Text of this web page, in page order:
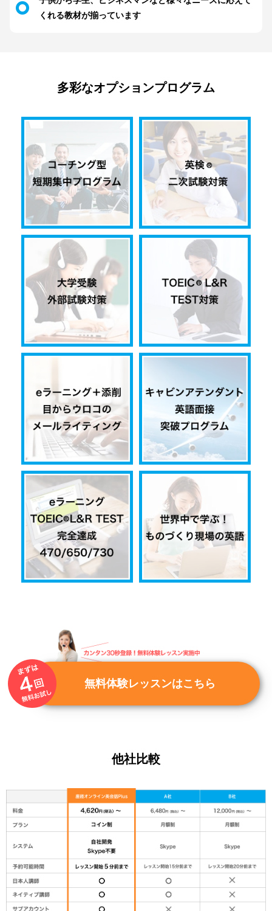
くれる教材が揃っています
多彩なオプションプログラム
無料体験レッスンはこちら
他社比較